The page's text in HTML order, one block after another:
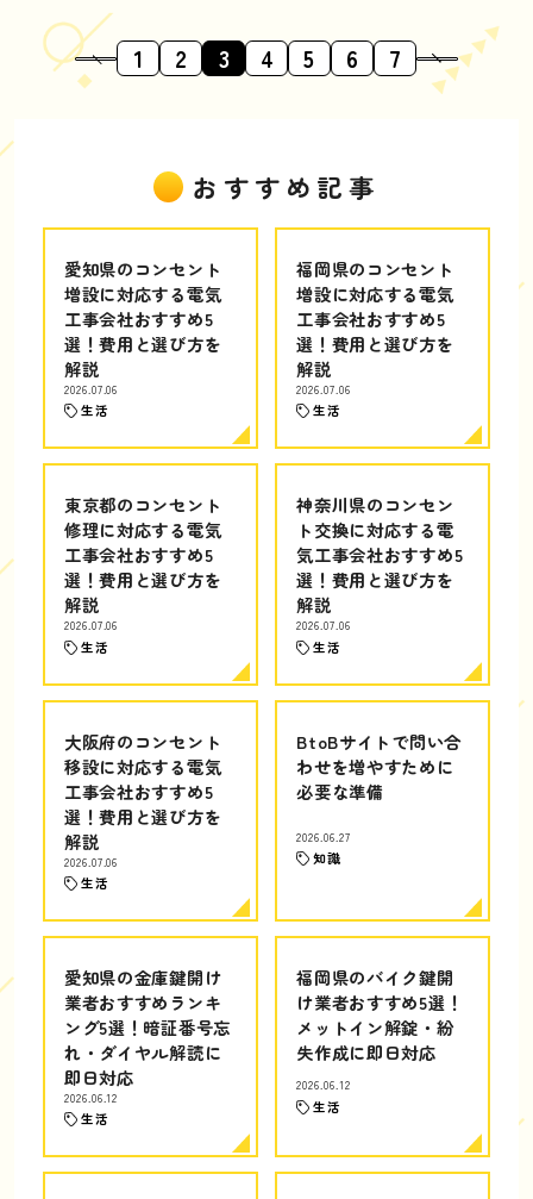
1 2 3 4 5 6 7
おすすめ記事
愛知県のコンセント
増設に対応する電気
工事会社おすすめ5
選！費用と選び方を
解説
2026.07.06
生活
福岡県のコンセント
増設に対応する電気
工事会社おすすめ5
選！費用と選び方を
解説
2026.07.06
生活
東京都のコンセント
修理に対応する電気
工事会社おすすめ5
選！費用と選び方を
解説
2026.07.06
生活
神奈川県のコンセン
ト交換に対応する電
気工事会社おすすめ5
選！費用と選び方を
解説
2026.07.06
生活
大阪府のコンセント
移設に対応する電気
工事会社おすすめ5
選！費用と選び方を
解説
2026.07.06
生活
BtoBサイトで問い合
わせを増やすために
必要な準備
2026.06.27
知識
愛知県の金庫鍵開け
業者おすすめランキ
ング5選！暗証番号忘
れ・ダイヤル解読に
即日対応
2026.06.12
生活
福岡県のバイク鍵開
け業者おすすめ5選！
メットイン解錠・紛
失作成に即日対応
2026.06.12
生活